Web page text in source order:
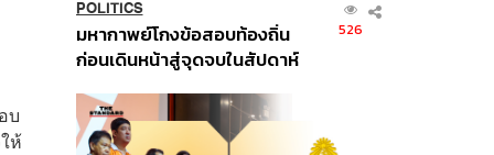
บ
ห้
POLITICS
มหากาพย์โกงข้อสอบท้องถิ่น
ก่อนเดินหน้าสู่จุดจบในสัปดาห์
526